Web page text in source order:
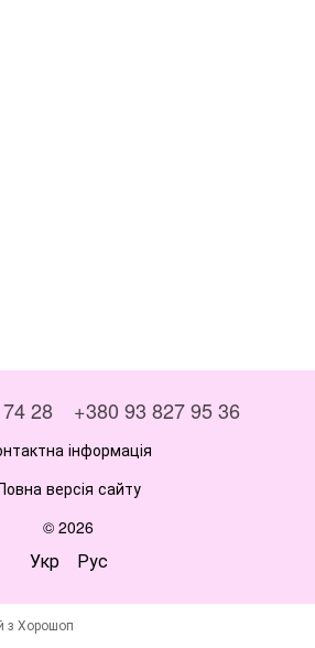
28 +380 93 827 95 36
інформація
версія сайту
© 2026
Укр Рус
з Хорошоп